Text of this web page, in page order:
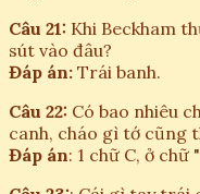
Câu 21: Khi Beckham
sút vào đâu?
Đáp án: Trái banh.
Câu 22: Có bao nhiêu
canh, cháo gì tớ cũng
Đáp án: 1 chữ C, ở chữ